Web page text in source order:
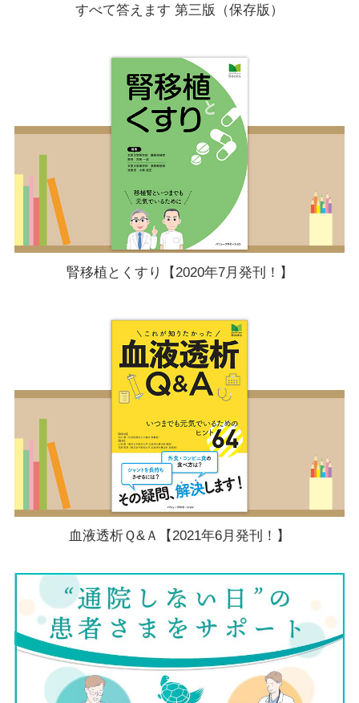
すべて答えます 第三版（保存版）
腎移植とくすり【2020年7月発刊！】
血液透析Ｑ&Ａ【2021年6月発刊！】